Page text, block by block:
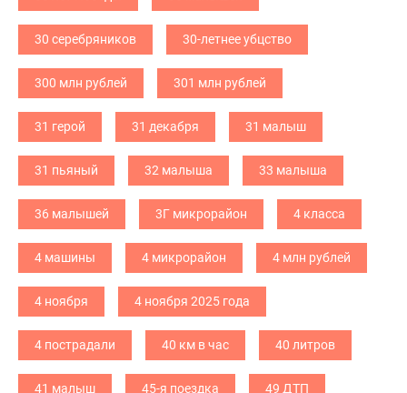
30 серебряников 30-летнее убцство
300 млн рублей 301 млн рублей
31 герой 31 декабря 31 малыш
31 пьяный 32 малыша 33 малыша
36 малышей 3Г микрорайон 4 класса
4 машины 4 микрорайон 4 млн рублей
4 ноября 4 ноября 2025 года
4 пострадали 40 км в час 40 литров
41 малыш 45-я поездка 49 ДТП